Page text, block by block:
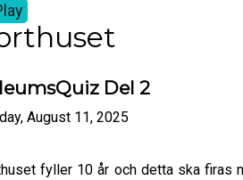
Del 2
August 11, 2025
fyller 10 år och detta ska firas